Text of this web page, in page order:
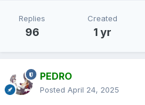
Replies
96
Created
1 yr
PEDRO
Posted April 24, 2025